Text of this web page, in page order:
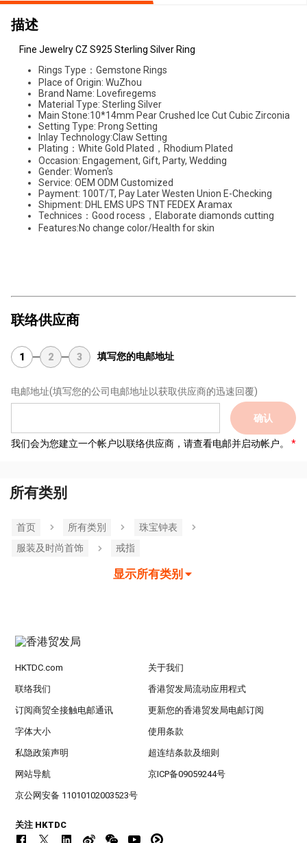
描述
Fine Jewelry CZ S925 Sterling Silver Ring
Rings Type：Gemstone Rings
Place of Origin: WuZhou
Brand Name: Lovefiregems
Material Type: Sterling Silver
Main Stone:10*14mm Pear Crushed Ice Cut Cubic Zirconia
Setting Type: Prong Setting
Inlay Technology:Claw Setting
Plating：White Gold Plated，Rhodium Plated
Occasion: Engagement, Gift, Party, Wedding
Gender: Women's
Service: OEM ODM Customized
Payment: 100T/T, Pay Later Westen Union E-Checking
Shipment: DHL EMS UPS TNT FEDEX Aramax
Technices：Good rocess，Elaborate diamonds cutting
Features:No change color/Health for skin
联络供应商
1 2 3 填写您的电邮地址
电邮地址(填写您的公司电邮地址以获取供应商的迅速回覆)
确认
我们会为您建立一个帐户以联络供应商，请查看电邮并启动帐户。
所有类别
首页 所有类別
珠宝钟表
服装及时尚首饰
戒指
显示所有类别
HKTDC.com 关于我们
联络我们 香港贸发局流动应用程式
订阅商贸全接触电邮通讯 更新您的香港贸发局电邮订阅
字体大小 使用条款
私隐政策声明 超连结条款及细则
网站导航 京ICP备09059244号
京公网安备 11010102003523号
关注 HKTDC